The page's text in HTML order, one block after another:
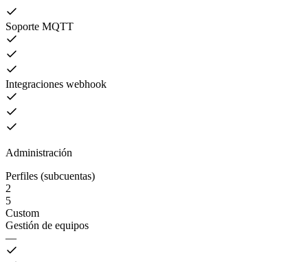
Soporte MQTT
Integraciones webhook
Administración
Perfiles (subcuentas)
2
5
Custom
Gestión de equipos
—